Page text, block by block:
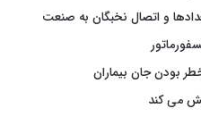
و اتصال نخبگان به صنعت
بودن جان بیماران
می کند